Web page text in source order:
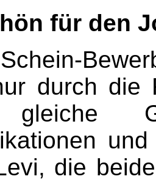
für den
durch die
die